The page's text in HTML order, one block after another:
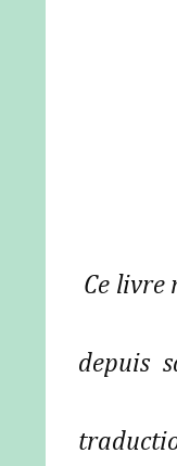
Ce livre
depuis